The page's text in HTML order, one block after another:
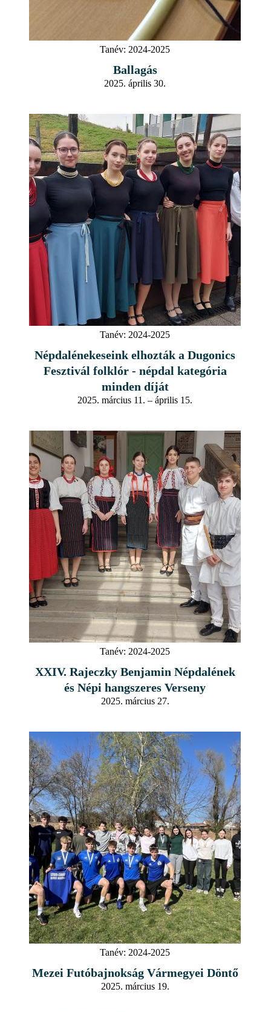
Tanév: 2024-2025
Ballagás
2025. április 30.
Tanév: 2024-2025
Népdalénekeseink elhozták a Dugonics
Fesztivál folklór - népdal kategória
minden díját
2025. március 11. – április 15.
Tanév: 2024-2025
XXIV. Rajeczky Benjamin Népdalének
és Népi hangszeres Verseny
2025. március 27.
Tanév: 2024-2025
Mezei Futóbajnokság Vármegyei Döntő
2025. március 19.